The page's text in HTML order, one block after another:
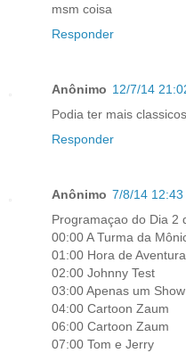
msm coisa
Responder
Anônimo 12/7/14
Podia ter mais
Responder
Anônimo 7/8/14 12:43
Programaçao do Dia 2
00:00 A Turma da
01:00 Hora de Aventura
02:00 Johnny Test
03:00 Apenas um Show
04:00 Cartoon Zaum
06:00 Cartoon Zaum
07:00 Tom e Jerry